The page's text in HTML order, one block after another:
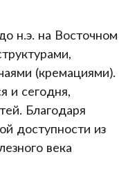
н.э. на Восточном
(кремациями).
и сегодня,
Благодаря
доступности из
века